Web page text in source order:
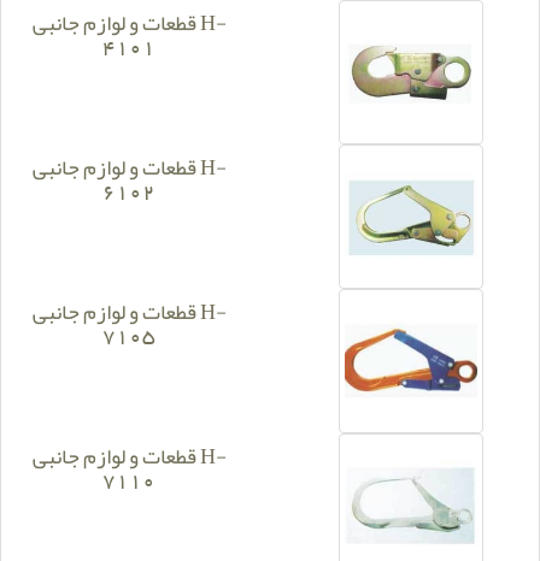
قطعات و لوازم جانبی H-
4101
قطعات و لوازم جانبی H-
6102
قطعات و لوازم جانبی H-
7105
قطعات و لوازم جانبی H-
7110